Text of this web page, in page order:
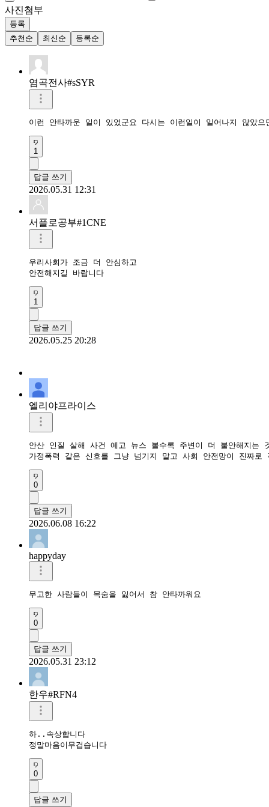
사진첨부
등록
추천순
최신순 등록순
염곡전사#sSYR
이런 안타까운 일이 있었군요 다시는 이런일이 일어나지 않았
1
답글 쓰기
2026.05.31 12:31
서플로공부#1CNE
우리사회가 조금 더 안심하고
안전해지길 바랍니다
1
답글 쓰기
2026.05.25 20:28
엘리야프라이스
안산 인질 살해 사건 예고 뉴스 볼수록 주변이 더 불안해지
가정폭력 같은 신호를 그냥 넘기지 말고 사회 안전망이 진짜
0
답글 쓰기
2026.06.08 16:22
happyday
무고한 사람들이 목숨을 잃어서 참 안타까워요
0
답글 쓰기
2026.05.31 23:12
한우#RFN4
하..속상합니다
정말마음이무겁습니다
0
답글 쓰기